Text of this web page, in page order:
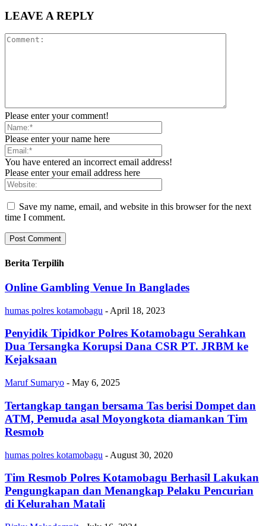
LEAVE A REPLY
Please enter your comment!
Please enter your name here
You have entered an incorrect email address!
Please enter your email address here
Save my name, email, and website in this browser for the next
time I comment.
Berita Terpilih
Online Gambling Venue In Banglades
humas polres kotamobagu - April 18, 2023
Penyidik Tipidkor Polres Kotamobagu Serahkan
Dua Tersangka Korupsi Dana CSR PT. JRBM ke
Kejaksaan
Maruf Sumaryo - May 6, 2025
Tertangkap tangan bersama Tas berisi Dompet dan
ATM, Pemuda asal Moyongkota diamankan Tim
Resmob
humas polres kotamobagu - August 30, 2020
Tim Resmob Polres Kotamobagu Berhasil Lakukan
Pengungkapan dan Menangkap Pelaku Pencurian
di Kelurahan Matali